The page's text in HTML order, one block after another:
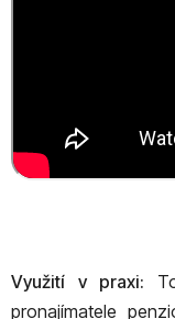
Využití v praxi:
pronajímatele